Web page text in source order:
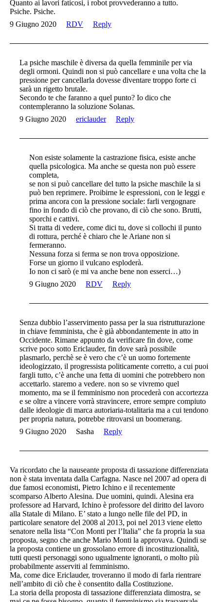
Quanto ai lavori faticosi, i robot provvederanno a tutto.
Psiche. Psiche.
9 Giugno 2020
RDV Reply
La psiche maschile è diversa da quella femminile per via
degli ormoni. Quindi non si può cancellare e una volta che la
pressione per cancellarla dovesse diventare troppo forte ci
sarà un rigetto brutale.
Secondo te che faranno a quel punto? Io dico che
contempleranno la soluzione Solanas.
9 Giugno 2020
ericlauder Reply
Non esiste solamente la castrazione fisica, esiste anche
quella psicologica. Ma anche se questa non può essere
completa,
se non si può cancellare del tutto la psiche maschile la si
può ben reprimere. Proibirne le espressioni, con le leggi e
prima ancora con la pressione sociale: farli vergognare
fino in fondo di ciò che provano, di ciò che sono. Brutti,
sporchi e cattivi.
Si tratta di vedere, come dici tu, dove si collochi il punto
di rottura, perché è chiaro che le Ariane non si
fermeranno.
Nessuna forza si ferma se non trova opposizione.
Forse un giorno il vulcano esploderà.
Io non ci sarò (e mi va anche bene non esserci…)
9 Giugno 2020
RDV Reply
Senza dubbio l’asservimento passa per la sua ristrutturazione
in chiave femminista, che è già abbondantemente in atto in
Occidente. Rimane appunto da verificare fin dove, come
scrive poco sotto Ericlauder, fin dove sarà possibile
plasmarlo, perchè se è vero che c’è un uomo fortemente
ideologizzato, il progressista politicamente corretto, a cui puoi
fargli tutto, c’è anche una fetta di uomini che potrebbero non
accettarlo. staremo a vedere. non so se vivremo quel
momento, ma se il femminismo non procederà con accortezza
e se oltre a vincere vorrà stravincere, errore sempre compiuto
dalle ideologie di marca autoriaria-totalitaria ma a cui tendono
per propria natura, potrebbe ritrovarsi un boomerang.
9 Giugno 2020
Sasha Reply
Va ricordato che la nauseante proposta di tassazione differenziata
non è stata inventata dalla Carfagna. Nasce nel 2007 ad opera di
due famosi economisti, Pietro Ichino e il recentemente
scomparso Alberto Alesina. Due uomini, quindi. Alesina era
professore ad Harvard, Ichino è professore del diritto del lavoro
alla Statale di Milano. E’ stato a lungo nelle file del PD, in
particolare senatore del 2008 al 2013, poi nel 2013 viene eletto
senatore nella lista “Con Monti per l’Italia” che fa propria la sua
proposta, segno che anche Mario Monti la approvava. Quindi se
la proposta contiene un grossolano errore di incostituzionalità,
tutti questi personaggi sono ugualmente ignoranti, o molto più
probabilmente asserviti al femminismo.
Ma, come dice Ericlauder, troveranno il modo di farla rientrare
nell’ambito di ciò che è consentito dalla Costituzione.
La storia della proposta di tassazione differenziata dimostra, se